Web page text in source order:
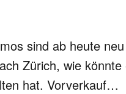
sind ab heute
Zürich, wie
hat. Vorverkauf…